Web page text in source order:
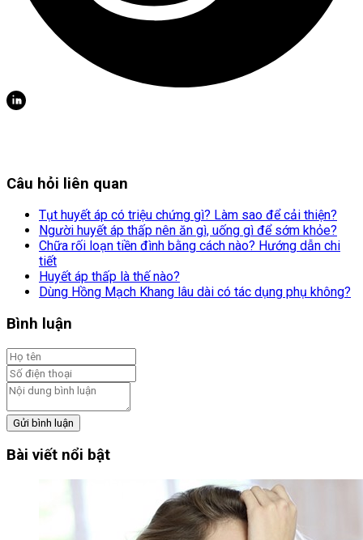
Câu hỏi liên quan
Tụt huyết áp có triệu chứng gì? Làm sao để cải thiện?
Người huyết áp thấp nên ăn gì, uống gì để sớm khỏe?
Chữa rối loạn tiền đình bằng cách nào? Hướng dẫn chi
tiết
Huyết áp thấp là thế nào?
Dùng Hồng Mạch Khang lâu dài có tác dụng phụ không?
Bình luận
Gửi bình luận
Bài viết nổi bật